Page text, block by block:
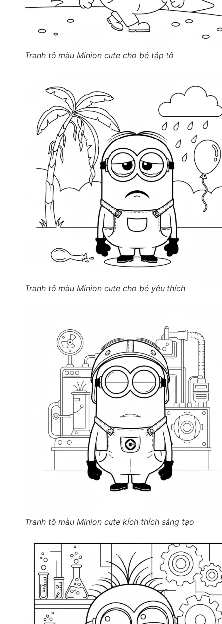
Tranh tô màu Minion cute cho bé tập tô
Tranh tô màu Minion cute cho bé yêu thích
Tranh tô màu Minion cute kích thích sáng tạo